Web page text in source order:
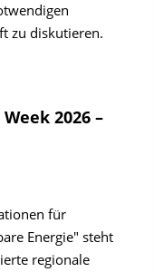
zu diskutieren.
2026 –
für
Energie" steht
regionale